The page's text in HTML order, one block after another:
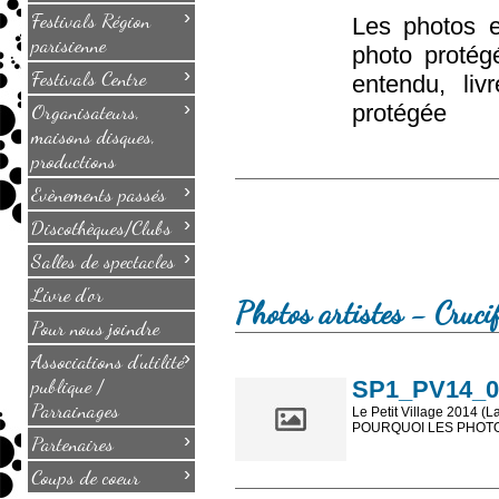
Festivals Région
parisienne
›
Festivals Centre ›
Organisateurs,
maisons disques,
productions
›
Evènements passés ›
Discothèques/Clubs ›
Salles de spectacles ›
Livre d'or
Pour nous joindre
Associations d'utilité
publique /
Parrainages
›
Partenaires ›
Coups de coeur ›
Les photos
photo
entendu,
protégée
Photos artistes -
Le Petit Village 2014
POURQUOI LES